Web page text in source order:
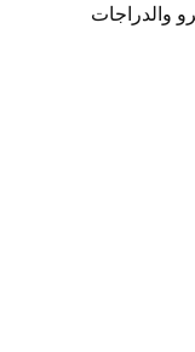
والدراجات